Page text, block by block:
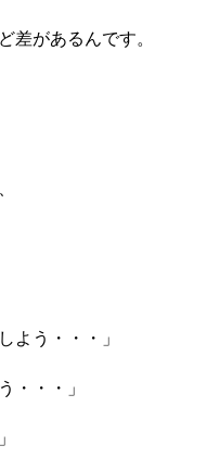
差があるんです。
よう・・・」
・・・」